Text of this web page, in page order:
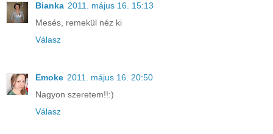
Bianka 2011. május 16. 15:13
Mesés, remekül néz ki
Válasz
Emoke 2011. május 16. 20:50
Nagyon szeretem!!:)
Válasz